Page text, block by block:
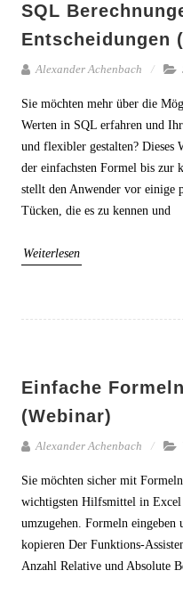
SQL
Entscheidungen
Alexander Achenbach
Sie möchten mehr über die
Werten in SQL erfahren und
und flexibler gestalten?
der einfachsten Formel bis zur
stellt den Anwender vor einige
Tücken, die es zu kennen und
Weiterlesen
Einfache
(Webinar)
Alexander Achenbach
Sie möchten sicher mit
wichtigsten Hilfsmittel in
umzugehen. Formeln eingeben
kopieren Der Funktions-
Anzahl Relative und Absolute